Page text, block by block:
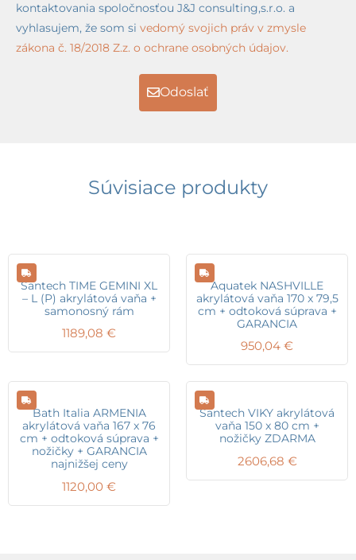
kontaktovania spoločnosťou J&J consulting,s.r.o. a
vyhlasujem, že som si vedomý svojich práv v zmysle
zákona č. 18/2018 Z.z. o ochrane osobných údajov.
Odoslať
Súvisiace produkty
Santech TIME GEMINI XL
– L (P) akrylátová vaňa +
samonosný rám
1189,08 €
Aquatek NASHVILLE
akrylátová vaňa 170 x 79,5
cm + odtoková súprava +
GARANCIA
950,04 €
Bath Italia ARMENIA
akrylátová vaňa 167 x 76
cm + odtoková súprava +
nožičky + GARANCIA
najnižšej ceny
1120,00 €
Santech VIKY akrylátová
vaňa 150 x 80 cm +
nožičky ZDARMA
2606,68 €